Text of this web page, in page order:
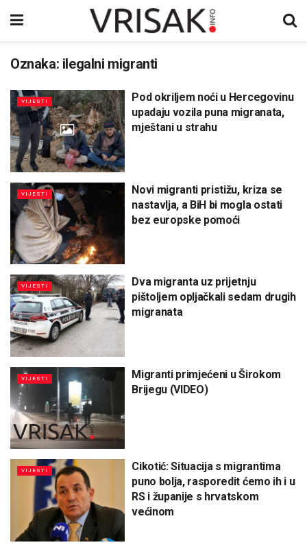
Oznaka: ilegalni migranti
VIJESTI
Pod okriljem noći u Hercegovinu
upadaju vozila puna migranata,
mještani u strahu
VIJESTI
Novi migranti pristižu, kriza se
nastavlja, a BiH bi mogla ostati
bez europske pomoći
VIJESTI
Dva migranta uz prijetnju
pištoljem opljačkali sedam drugih
migranata
VIJESTI
Migranti primjećeni u Širokom
Brijegu (VIDEO)
VIJESTI
Cikotić: Situacija s migrantima
puno bolja, rasporedit ćemo ih i u
RS i županije s hrvatskom
većinom